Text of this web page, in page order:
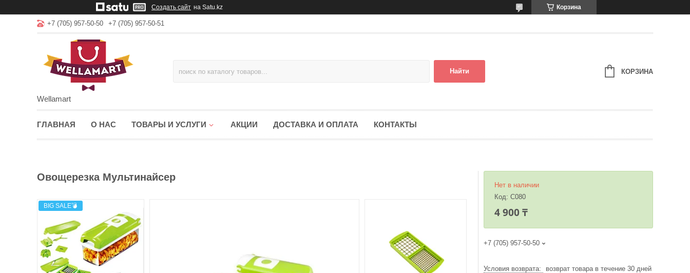
Создать сайт на Satu.kz Корзина
+7 (705) 957-50-50 +7 (705) 957-50-51
Wellamart
Найти КОРЗИНА
ГЛАВНАЯ О НАС ТОВАРЫ И УСЛУГИ АКЦИИ ДОСТАВКА И ОПЛАТА КОНТАКТЫ
Овощерезка Мультинайсер
BIG SALE💣
Нет в наличии
Код: C080
4 900 ₸
+7 (705) 957-50-50
возврат товара в течение 30 дней